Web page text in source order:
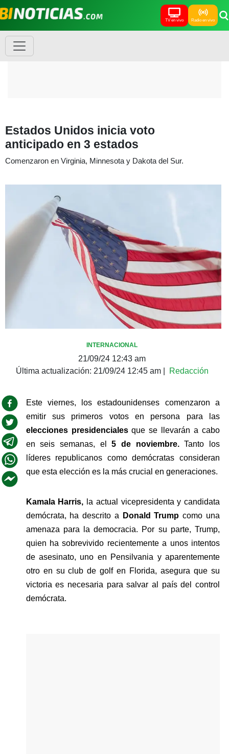
TV en vivo Radio en vivo
Estados Unidos inicia voto
anticipado en 3 estados
Comenzaron en Virginia, Minnesota y Dakota del Sur.
INTERNACIONAL
21/09/24 12:43 am
Última actualización: 21/09/24 12:45 am| Redacción
Este viernes, los estadounidenses comenzaron a
emitir sus primeros votos en persona para las
elecciones presidenciales que se llevarán a cabo
en seis semanas, el 5 de noviembre. Tanto los
líderes republicanos como demócratas consideran
que esta elección es la más crucial en generaciones.
Kamala Harris, la actual vicepresidenta y candidata
demócrata, ha descrito a Donald Trump como una
amenaza para la democracia. Por su parte, Trump,
quien ha sobrevivido recientemente a unos intentos
de asesinato, uno en Pensilvania y aparentemente
otro en su club de golf en Florida, asegura que su
victoria es necesaria para salvar al país del control
demócrata.